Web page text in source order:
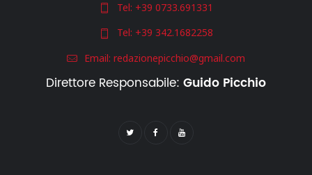
Tel: +39 0733.691331
Tel: +39 342.1682258
Email: redazionepicchio@gmail.com
Direttore Responsabile: Guido Picchio